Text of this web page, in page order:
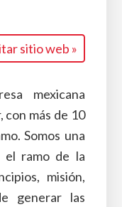
sitio web »
mexicana
con más de 10
Somos una
el ramo de la
misión,
generar las